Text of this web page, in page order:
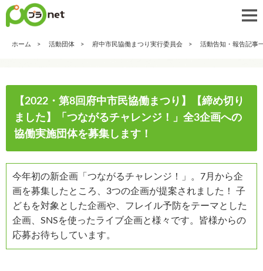
ホーム 活動団体 府中市民協働まつり実行委員会 活動告知・報告記事
【2022・第8回府中市民協働まつり】【締め切り
ました】「つながるチャレンジ！」全3企画への
協働実施団体を募集します！
今年初の新企画「つながるチャレンジ！」。7月から企
画を募集したところ、3つの企画が提案されました！ 子
どもを対象とした企画や、フレイル予防をテーマとした
企画、SNSを使ったライブ企画と様々です。皆様からの
応募お待ちしています。